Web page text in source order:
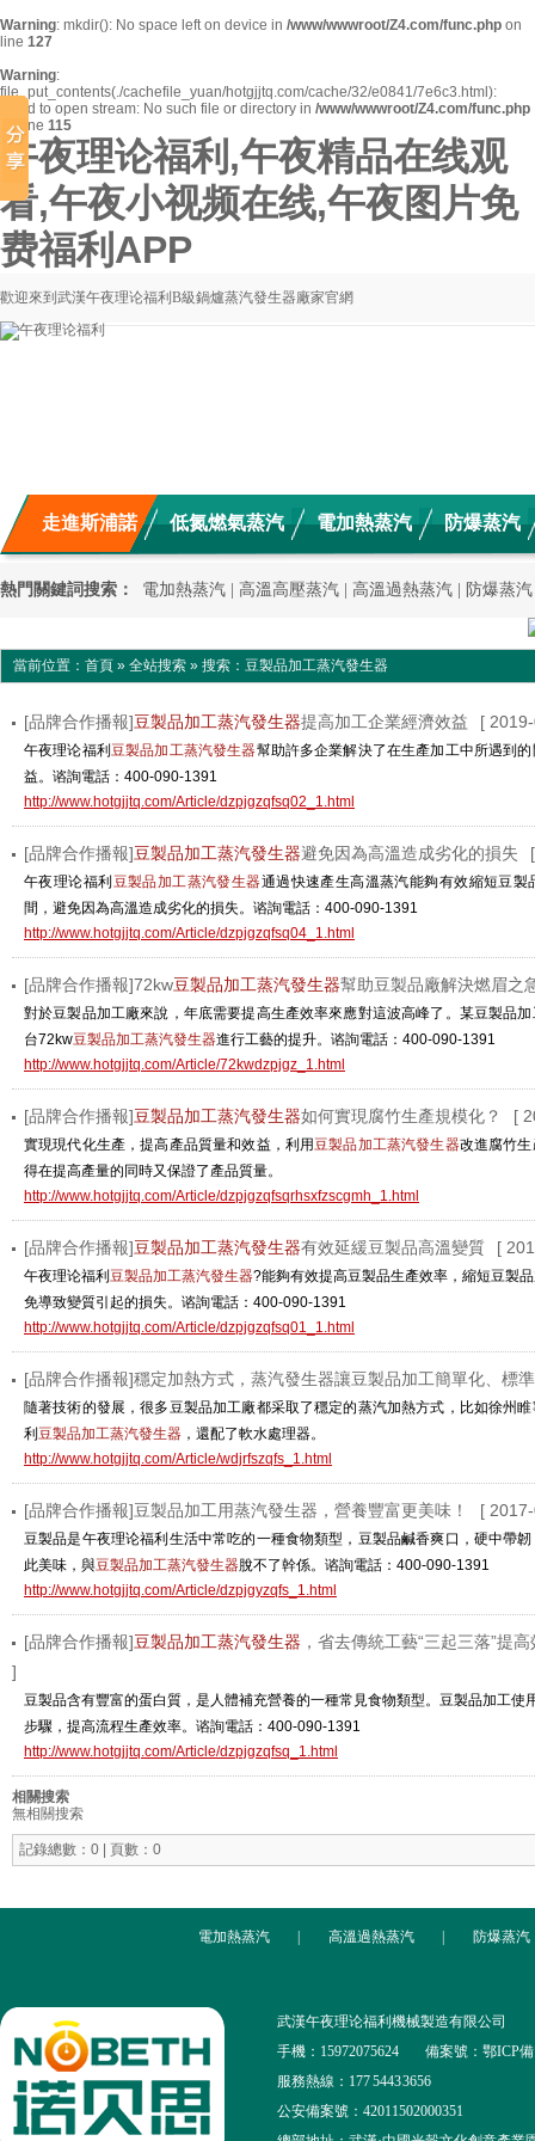
Warning: mkdir(): No space left on device in /www/wwwroot/Z4.com/func.php on
line 127
Warning:
file_put_contents(./cachefile_yuan/hotgjjtq.com/cache/32/e0841/7e6c3.html):
failed to open stream: No such file or directory in /www/wwwroot/Z4.com/func.php
on line 115
午夜理论福利,午夜精品在线观
看,午夜小视频在线,午夜图片免
费福利APP
歡迎來到武漢午夜理论福利B級鍋爐蒸汽發生器廠家官網
走進斯浦諾 低氮燃氣蒸汽 電加熱蒸汽 防爆蒸汽
新聞動態 混凝土養護 應用案例 高溫高壓蒸汽
熱門關鍵詞搜索： 電加熱蒸汽 高溫高壓蒸汽 高溫過熱蒸汽 防爆蒸汽
當前位置： 首頁 » 全站搜索 » 搜索：豆製品加工蒸汽發生器
[品牌合作播報]豆製品加工蒸汽發生器提高加工企業經濟效益 [
午夜理论福利 豆製品加工蒸汽發生器幫助許多企業解決了在生產加工中所遇到
益。谘詢電話：400-090-1391
http://www.hotgjjtq.com/Article/dzpjgzqfsq02_1.html
[品牌合作播報]豆製品加工蒸汽發生器避免因為高溫造成劣化的損失
午夜理论福利 豆製品加工蒸汽發生器通過快速產生高溫蒸汽能夠有效縮短豆
間，避免因為高溫造成劣化的損失。谘詢電話：400-090-1391
http://www.hotgjjtq.com/Article/dzpjgzqfsq04_1.html
[品牌合作播報]72kw豆製品加工蒸汽發生器幫助豆製品廠解決燃眉之
對於豆製品加工廠來說，年底需要提高生產效率來應對這波高峰了。某豆製品
台72kw豆製品加工蒸汽發生器進行工藝的提升。谘詢電話：400-090-1391
http://www.hotgjjtq.com/Article/72kwdzpjgz_1.html
[品牌合作播報]豆製品加工蒸汽發生器如何實現腐竹生產規模化？ [
實現現代化生產，提高產品質量和效益，利用豆製品加工蒸汽發生器改進腐竹
得在提高產量的同時又保證了產品質量。
http://www.hotgjjtq.com/Article/dzpjgzqfsqrhsxfzscgmh_1.html
[品牌合作播報]豆製品加工蒸汽發生器有效延緩豆製品高溫變質 [
午夜理论福利豆製品加工蒸汽發生器?能夠有效提高豆製品生產效率，縮短豆製
免導致變質引起的損失。谘詢電話：400-090-1391
http://www.hotgjjtq.com/Article/dzpjgzqfsq01_1.html
[品牌合作播報]穩定加熱方式，蒸汽發生器讓豆製品加工簡單化、標
隨著技術的發展，很多豆製品加工廠都采取了穩定的蒸汽加熱方式，比如徐州
利 豆製品加工蒸汽發生器 ，還配了軟水處理器。
http://www.hotgjjtq.com/Article/wdjrfszqfs_1.html
[品牌合作播報]豆製品加工用蒸汽發生器，營養豐富更美味！ [
豆製品是午夜理论福利生活中常吃的一種食物類型，豆製品鹹香爽口，硬中帶
此美味，與豆製品加工蒸汽發生器脫不了幹係。谘詢電話：400-090-1391
http://www.hotgjjtq.com/Article/dzpjgyzqfs_1.html
[品牌合作播報]豆製品加工蒸汽發生器 ，省去傳統工藝“三起三落”提
]
豆製品含有豐富的蛋白質，是人體補充營養的一種常見食物類型。豆製品加工使
步驟，提高流程生產效率。谘詢電話：400-090-1391
http://www.hotgjjtq.com/Article/dzpjgzqfsq_1.html
相關搜索
無相關搜索
記錄總數：0 | 頁數：0
電加熱蒸汽 高溫過熱蒸汽 防爆蒸汽
武漢午夜理论福利機械製造有限公司
手機：15972075624
備案號：鄂ICP備
服務熱線：177 5443 3656
公安備案號：42011502000351